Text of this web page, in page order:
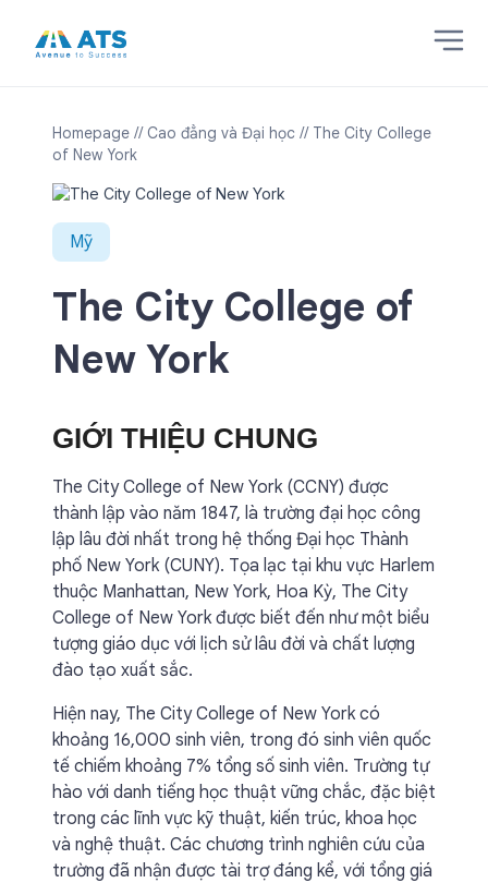
Homepage // Cao đẳng và Đại học // The City College
of New York
Mỹ
The City College of
New York
GIỚI THIỆU CHUNG
The City College of New York (CCNY) được
thành lập vào năm 1847, là trường đại học công
lập lâu đời nhất trong hệ thống Đại học Thành
phố New York (CUNY). Tọa lạc tại khu vực Harlem
thuộc Manhattan, New York, Hoa Kỳ, The City
College of New York được biết đến như một biểu
tượng giáo dục với lịch sử lâu đời và chất lượng
đào tạo xuất sắc.
Hiện nay, The City College of New York có
khoảng 16,000 sinh viên, trong đó sinh viên quốc
tế chiếm khoảng 7% tổng số sinh viên. Trường tự
hào với danh tiếng học thuật vững chắc, đặc biệt
trong các lĩnh vực kỹ thuật, kiến trúc, khoa học
và nghệ thuật. Các chương trình nghiên cứu của
trường đã nhận được tài trợ đáng kể, với tổng giá